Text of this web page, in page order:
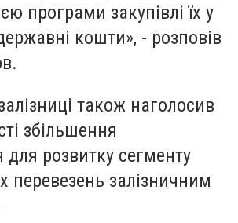
програми закупівлі їх у
кошти», - розповів
також наголосив
збільшення
для розвитку сегменту
перевезень залізничним